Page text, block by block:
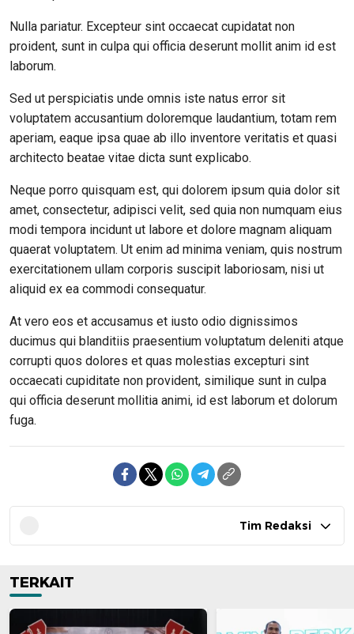
Nulla pariatur. Excepteur sint occaecat cupidatat non
proident, sunt in culpa qui officia deserunt mollit anim id est
laborum.
Sed ut perspiciatis unde omnis iste natus error sit
voluptatem accusantium doloremque laudantium, totam rem
aperiam, eaque ipsa quae ab illo inventore veritatis et quasi
architecto beatae vitae dicta sunt explicabo.
Neque porro quisquam est, qui dolorem ipsum quia dolor sit
amet, consectetur, adipisci velit, sed quia non numquam eius
modi tempora incidunt ut labore et dolore magnam aliquam
quaerat voluptatem. Ut enim ad minima veniam, quis nostrum
exercitationem ullam corporis suscipit laboriosam, nisi ut
aliquid ex ea commodi consequatur.
At vero eos et accusamus et iusto odio dignissimos
ducimus qui blanditiis praesentium voluptatum deleniti atque
corrupti quos dolores et quas molestias excepturi sint
occaecati cupiditate non provident, similique sunt in culpa
qui officia deserunt mollitia animi, id est laborum et dolorum
fuga.
Tim Redaksi
TERKAIT